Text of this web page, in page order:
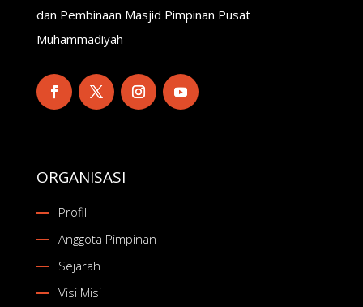
dan Pembinaan Masjid Pimpinan Pusat
Muhammadiyah
ORGANISASI
Profil
Anggota Pimpinan
Sejarah
Visi Misi